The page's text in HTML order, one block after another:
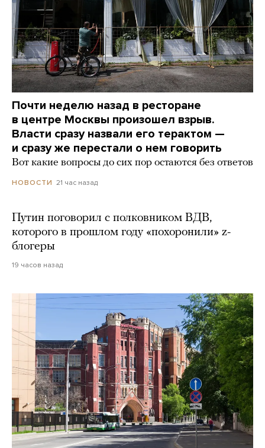
Почти неделю назад в ресторане
в центре Москвы произошел взрыв.
Власти сразу назвали его терактом —
и сразу же перестали о нем говорить
Вот какие вопросы до сих пор остаются без ответов
НОВОСТИ 21 час назад
Путин поговорил с полковником ВДВ,
которого в прошлом году «похоронили» z-
блогеры
19 часов назад